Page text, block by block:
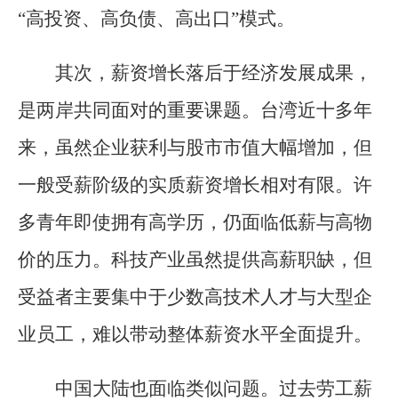
“高投资、高负债、高出口”模式。
其次，薪资增长落后于经济发展成果，
是两岸共同面对的重要课题。台湾近十多年
来，虽然企业获利与股市市值大幅增加，但
一般受薪阶级的实质薪资增长相对有限。许
多青年即使拥有高学历，仍面临低薪与高物
价的压力。科技产业虽然提供高薪职缺，但
受益者主要集中于少数高技术人才与大型企
业员工，难以带动整体薪资水平全面提升。
中国大陆也面临类似问题。过去劳工薪